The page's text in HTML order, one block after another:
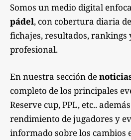
Somos un medio digital
pádel, con cobertura diaria
fichajes, resultados,
profesional.
En nuestra sección de
completo de los principales
Reserve cup, PPL, etc..
rendimiento de jugadores y
informado sobre los cambios